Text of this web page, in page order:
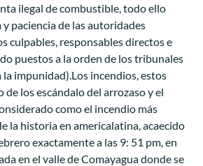
ilegal de combustible, todo ello
paciencia de las autoridades
culpables, responsables directos e
puestos a la orden de los tribunales
impunidad).Los incendios, estos
los escándalo del arrozaso y el
como el incendio más
la historia en americalatina, acaecido
exactamente a las 9: 51 pm, en
en el valle de Comayagua donde se